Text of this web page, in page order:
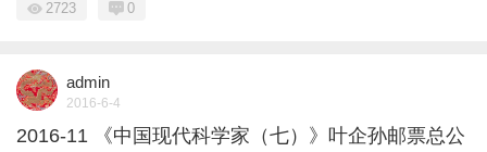
2723 0
admin
2016-6-4
2016-11 《中国现代科学家（七）》叶企孙邮票总公